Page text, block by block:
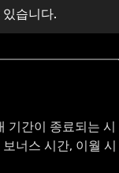
습니다.
기간이 종료되는 시
너스 시간, 이월 시